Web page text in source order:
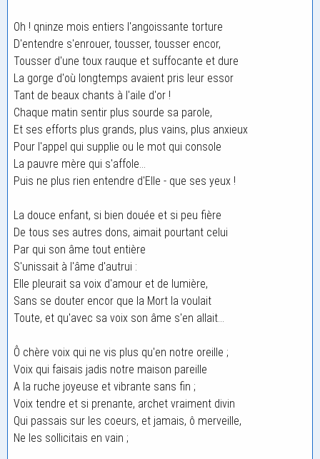
Oh ! qninze mois entiers l'angoissante torture
D'entendre s'enrouer, tousser, tousser encor,
Tousser d'une toux rauque et suffocante et dure
La gorge d'où longtemps avaient pris leur essor
Tant de beaux chants à l'aile d'or !
Chaque matin sentir plus sourde sa parole,
Et ses efforts plus grands, plus vains, plus anxieux
Pour l'appel qui supplie ou le mot qui console
La pauvre mère qui s'affole...
Puis ne plus rien entendre d'Elle - que ses yeux !
La douce enfant, si bien douée et si peu fière
De tous ses autres dons, aimait pourtant celui
Par qui son âme tout entière
S'unissait à l'âme d'autrui :
Elle pleurait sa voix d'amour et de lumière,
Sans se douter encor que la Mort la voulait
Toute, et qu'avec sa voix son âme s'en allait...
Ô chère voix qui ne vis plus qu'en notre oreille ;
Voix qui faisais jadis notre maison pareille
A la ruche joyeuse et vibrante sans fin ;
Voix tendre et si prenante, archet vraiment divin
Qui passais sur les coeurs, et jamais, ô merveille,
Ne les sollicitais en vain ;